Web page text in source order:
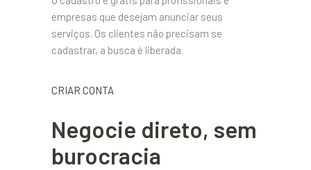
empresas que desejam anunciar seus
serviços. Os clientes não precisam se
cadastrar, a busca é liberada.
CRIAR CONTA
Negocie direto, sem
burocracia